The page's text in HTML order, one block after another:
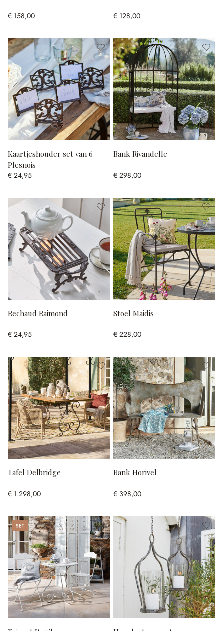
€ 158,00 € 128,00
Kaartjeshouder set van 6
Plesnois
€ 24,95
Bank Rivandelle
€ 298,00
Rechaud Raimond
€ 24,95
Stoel Maidis
€ 228,00
Tafel Delbridge
€ 1.298,00
Bank Horivel
€ 398,00
Set